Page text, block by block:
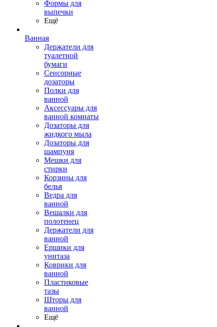
Формы для
выпечки
Ещё
Ванная
Держатели для
туалетной
бумаги
Сенсорные
дозаторы
Полки для
ванной
Аксессуары для
ванной комнаты
Дозаторы для
жидкого мыла
Дозаторы для
шампуня
Мешки для
стирки
Корзины для
белья
Ведра для
ванной
Вешалки для
полотенец
Держатели для
ванной
Ершики для
унитаза
Коврики для
ванной
Пластиковые
тазы
Шторы для
ванной
Ещё